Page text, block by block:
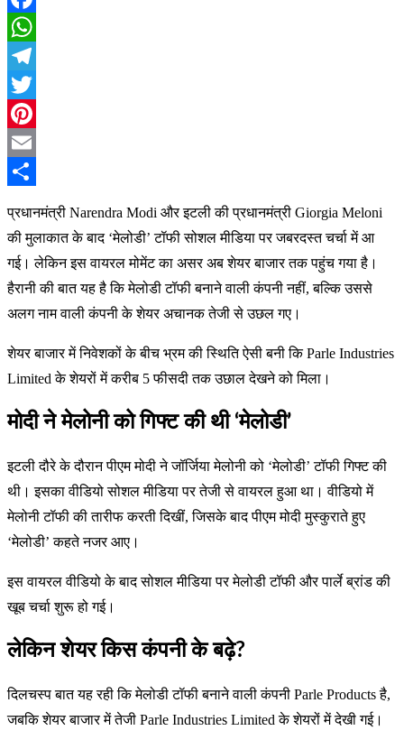
Facebook
WhatsApp
Telegram
Twitter
Pinterest
Email
प्रधानमंत्री Narendra Modi और इटली की प्रधानमंत्री Giorgia Meloni
की मुलाकात के बाद ‘मेलोडी’ टॉफी सोशल मीडिया पर जबरदस्त चर्चा में आ
गई। लेकिन इस वायरल मोमेंट का असर अब शेयर बाजार तक पहुंच गया है।
हैरानी की बात यह है कि मेलोडी टॉफी बनाने वाली कंपनी नहीं, बल्कि उससे
अलग नाम वाली कंपनी के शेयर अचानक तेजी से उछल गए।
शेयर बाजार में निवेशकों के बीच भ्रम की स्थिति ऐसी बनी कि Parle Industries
Limited के शेयरों में करीब 5 फीसदी तक उछाल देखने को मिला।
मोदी ने मेलोनी को गिफ्ट की थी ‘मेलोडी’
इटली दौरे के दौरान पीएम मोदी ने जॉर्जिया मेलोनी को ‘मेलोडी’ टॉफी गिफ्ट की
थी। इसका वीडियो सोशल मीडिया पर तेजी से वायरल हुआ था। वीडियो में
मेलोनी टॉफी की तारीफ करती दिखीं, जिसके बाद पीएम मोदी मुस्कुराते हुए
‘मेलोडी’ कहते नजर आए।
इस वायरल वीडियो के बाद सोशल मीडिया पर मेलोडी टॉफी और पार्ले ब्रांड की
खूब चर्चा शुरू हो गई।
लेकिन शेयर किस कंपनी के बढ़े?
दिलचस्प बात यह रही कि मेलोडी टॉफी बनाने वाली कंपनी Parle Products है,
जबकि शेयर बाजार में तेजी Parle Industries Limited के शेयरों में देखी गई।